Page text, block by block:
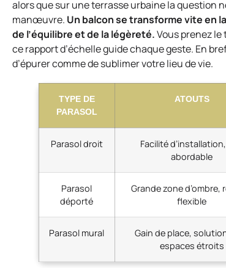
alors que sur une terrasse urbaine la question
manœuvre. Un balcon se transforme vite en
de l’équilibre et de la légèreté.Vous prenez le
ce rapport d’échelle guide chaque geste. En
d’épurer comme de sublimer votre lieu de vie.
TYPE DE
PARASOL
ATOUTS
Parasol droit
Facilité
abordable
Parasol
déporté
Grande zone d’ombre,
flexible
Parasol mural
Gain de place,
espaces étroits